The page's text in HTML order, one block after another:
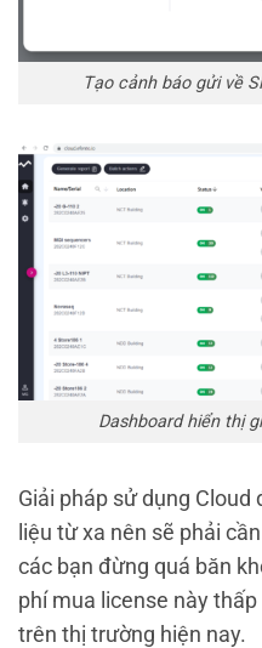
Tạo cảnh báo gửi về
Dashboard hiển thị
Giải pháp sử dụng
liệu từ xa nên sẽ phải
các bạn đừng quá băn
phí mua license này
trên thị trường hiện nay.